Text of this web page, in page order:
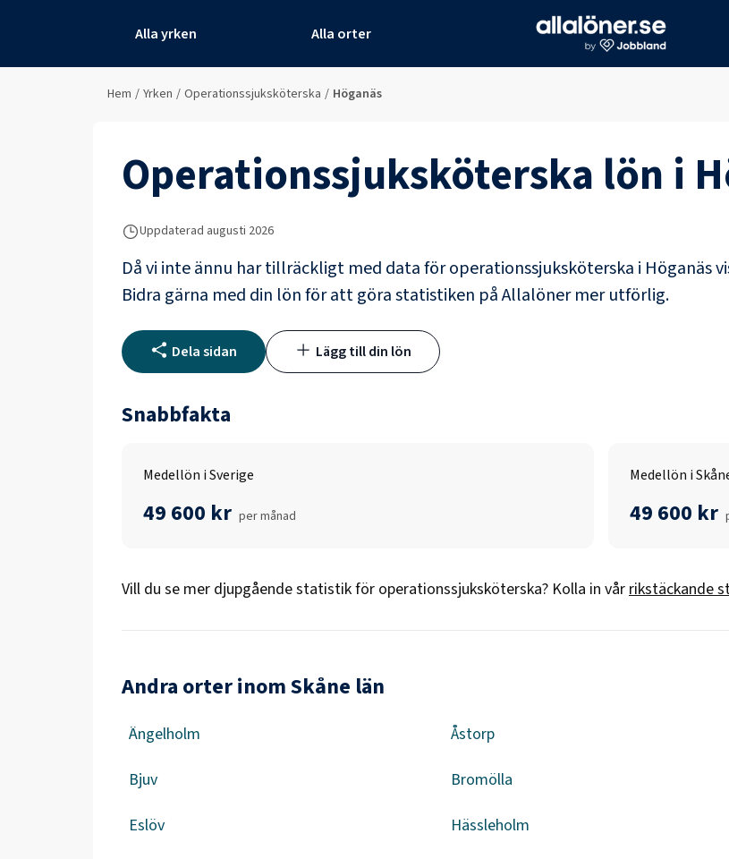
Alla yrken Alla orter
Hem / Yrken / Operationssjuksköterska / Höganäs
Operationssjuksköterska lön i
Uppdaterad augusti 2026
Då vi inte ännu har tillräckligt med data föroperationssjuksköterska i Höganäs
Bidra gärna med din lön för att göra statistiken på Allalöner mer utförlig.
Dela sidan Lägg till din lön
Snabbfakta
Medellön i Sverige
49 600 kr per månad
Medellön i
49 600 kr
Vill du se mer djupgående statistik för operationssjuksköterska? Kolla in vårrikstäckande
Andra orter inom Skåne län
Ängelholm Åstorp
Bjuv Bromölla
Eslöv Hässleholm